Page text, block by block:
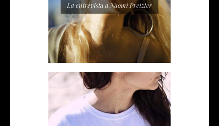
La entrevista a Naomi Preizler